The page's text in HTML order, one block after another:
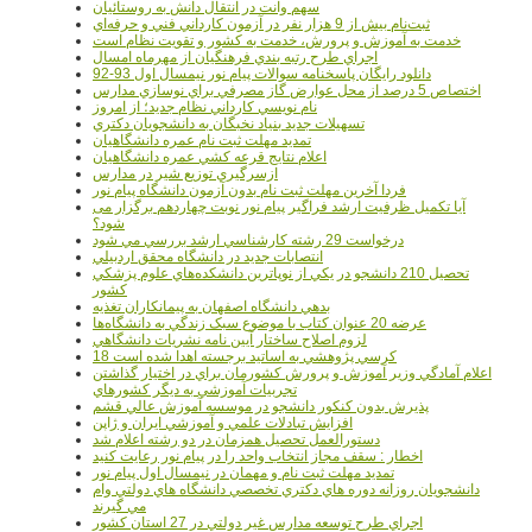
سهم وانت در انتقال دانش به روستائيان
ثبت‌نام بيش از 9 هزار نفر در آزمون کارداني فني و حرفه‌اي
خدمت به آموزش و پرورش، خدمت به کشور و تقويت نظام است
اجراي طرح رتبه بندي فرهنگيان از مهرماه امسال
دانلود رایگان پاسخنامه سوالات پیام نور نیمسال اول 93-92
اختصاص 5 درصد از محل عوارض گاز مصرفي براي نوسازي مدارس
نام نويسي کارداني نظام جديد؛ از امروز
تسهيلات جديد بنياد نخبگان به دانشجويان دکتري
تمديد مهلت ثبت نام عمره دانشگاهيان
اعلام نتايج قرعه کشي عمره دانشگاهيان
ازسرگيري توزيع شير در مدارس
فردا آخرین مهلت ثبت نام بدون آزمون دانشگاه پیام نور
آیا تکمیل ظرفیت ارشد فراگیر پیام نور نوبت چهاردهم برگزار می
شود؟
درخواست 29 رشته کارشناسي ارشد بررسي مي شود
انتصابات جديد در دانشگاه محقق اردبيلي
تحصيل 210 دانشجو در يکي از نوپاترين دانشکده‌هاي علوم پزشکي
کشور
بدهي دانشگاه اصفهان به پيمانکاران تغذيه
عرضه 20 عنوان کتاب با موضوع سبک زندگي به دانشگاه‌ها
لزوم اصلاح ساختار آيين نامه نشريات دانشگاهي
18 کرسي پژوهشي به اساتيد برجسته اهدا شده است
اعلام آمادگي وزير آموزش و پرورش کشورمان براي در اختيار گذاشتن
تجربيات آموزشي به ديگر کشورهاي
پذيرش بدون کنکور دانشجو در موسسه آموزش عالي قشم
افزايش تبادلات علمي و آموزشي ايران و ژاپن
دستورالعمل تحصیل همزمان در دو رشته اعلام شد
اخطار : سقف مجاز انتخاب واحد را در پیام نور رعایت کنید
تمدید مهلت ثبت نام و مهمان در نیمسال اول پیام نور
دانشجويان روزانه دوره هاي دكتري تخصصي دانشگاه هاي دولتي وام
مي گيرند
اجراي طرح توسعه مدارس غير دولتي در 27 استان کشور